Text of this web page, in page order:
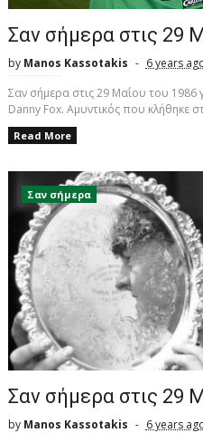
Σαν σήμερα στις 29
by Manos Kassotakis
6 years
Σαν σήμερα στις 29 Μαΐου του 1986
Danny Fox. Aμυντικός που κλήθηκε
Read More
Σαν σήμερα
Σαν σήμερα στις 29
by Manos Kassotakis
6 years